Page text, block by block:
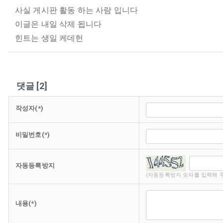
사실 게시판 활동 하는 사람 입니다
이글은 내일 삭제 됩니다
힌트는 생일 케데헌
댓글 [2]
작성자(*)
비밀번호(*)
자동등록방지
(자동등록방지 숫자를 입력해
내용(*)